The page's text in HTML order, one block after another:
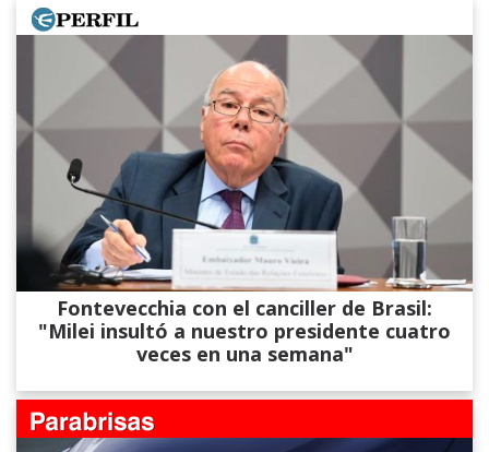
Fontevecchia con el canciller de Brasil:
"Milei insultó a nuestro presidente cuatro
veces en una semana"